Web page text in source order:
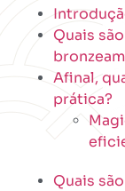
Quais
Afinal,
prática?
Quais